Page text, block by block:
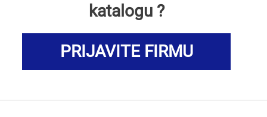
katalogu ?
PRIJAVITE FIRMU